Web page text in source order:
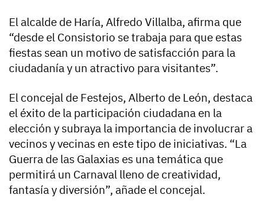
El alcalde de Haría, Alfredo Villalba, afirma que
“desde el Consistorio se trabaja para que estas
fiestas sean un motivo de satisfacción para la
ciudadanía y un atractivo para visitantes”.
El concejal de Festejos, Alberto de León, destaca
el éxito de la participación ciudadana en la
elección y subraya la importancia de involucrar a
vecinos y vecinas en este tipo de iniciativas. “La
Guerra de las Galaxias es una temática que
permitirá un Carnaval lleno de creatividad,
fantasía y diversión”, añade el concejal.